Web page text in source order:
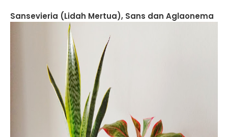
Sansevieria (Lidah Mertua), Sans dan Aglaonema